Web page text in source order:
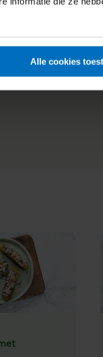
Alle cookies